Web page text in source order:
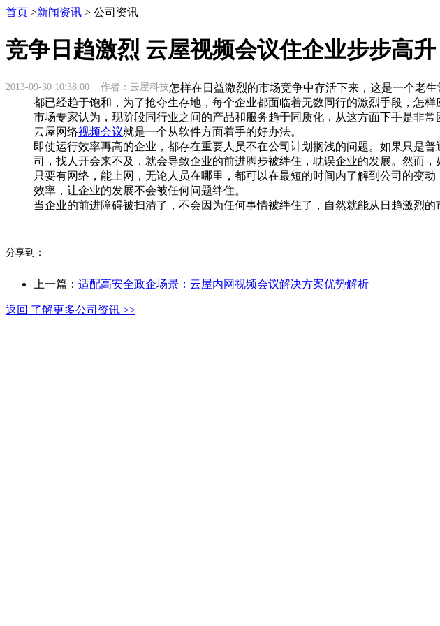
首页 >新闻资讯 > 公司资讯
竞争日趋激烈 云屋视频会议住企业步步高升
2013-09-30 10:38:00 作者：云屋科技怎样在日益激烈的市场竞争中存活下来，这是一个老
都已经趋于饱和，为了抢夺生存地，每个企业都面临着无数同行的激烈手段，怎样
市场专家认为，现阶段同行业之间的产品和服务趋于同质化，从这方面下手是非
云屋网络视频会议就是一个从软件方面着手的好办法。
即使运行效率再高的企业，都存在重要人员不在公司计划搁浅的问题。如果只是
司，找人开会来不及，就会导致企业的前进脚步被绊住，耽误企业的发展。然而，
只要有网络，能上网，无论人员在哪里，都可以在最短的时间内了解到公司的变动
效率，让企业的发展不会被任何问题绊住。
当企业的前进障碍被扫清了，不会因为任何事情被绊住了，自然就能从日趋激烈的
分享到：
上一篇： 适配高安全政企场景：云屋内网视频会议解决方案优势解析
返回 了解更多公司资讯 >>